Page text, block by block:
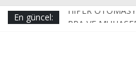
En güncel:
HİPER
OPTİK